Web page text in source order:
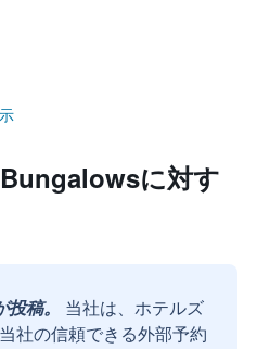
に対す
稿。
当社は、ホテルズ
社の信頼できる外部予約